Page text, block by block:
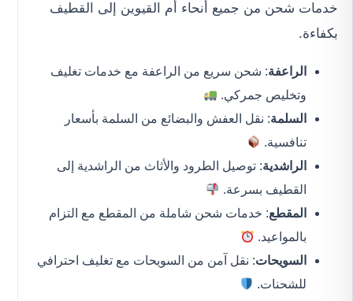
خدمات شحن من جميع أنحاء أم القيوين إلى القطيف
بكفاءة.
الراعفة: شحن سريع من الراعفة مع خدمات تغليف
وتخليص جمركي.
السلمة: نقل العفش والبضائع من السلمة بأسعار
تنافسية.
الراشدية: توصيل الطرود والأثاث من الراشدية إلى
القطيف بسرعة.
المقطع: خدمات شحن شاملة من المقطع مع التزام
بالمواعيد.
السويحات: نقل آمن من السويحات مع تغليف احترافي
للشحنات.